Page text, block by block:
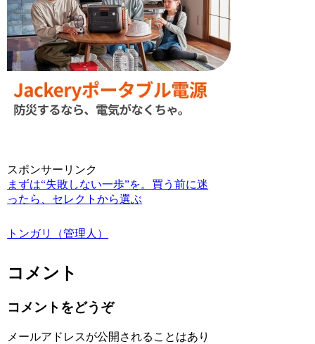
スポンサーリンク
まずは“失敗しない一歩”を。買う前に迷
ったら、セレクトから選ぶ
トンガリ（管理人）
コメント
コメントをどうぞ
メールアドレスが公開されることはあり